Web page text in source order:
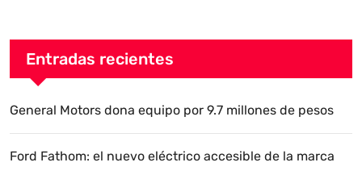
Entradas recientes
General Motors dona equipo por 9.7 millones de pesos
Ford Fathom: el nuevo eléctrico accesible de la marca